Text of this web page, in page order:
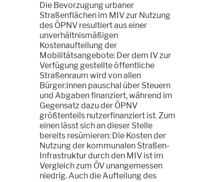
Die Bevorzugung urbaner
Straßenflächen im MIV zur Nutzung
des ÖPNV resultiert aus einer
unverhältnismäßigen
Kostenaufteilung der
Mobilitätsangebote: Der dem IV zur
Verfügung gestellte öffentliche
Straßenraum wird von allen
Bürger:innen pauschal über Steuern
und Abgaben finanziert, während im
Gegensatz dazu der ÖPNV
größtenteils nutzerfinanziert ist. Zum
einen lässt sich an dieser Stelle
bereits resümieren: Die Kosten der
Nutzung der kommunalen Straßen-
Infrastruktur durch den MIV ist im
Vergleich zum ÖV unangemessen
niedrig. Auch die Aufteilung des